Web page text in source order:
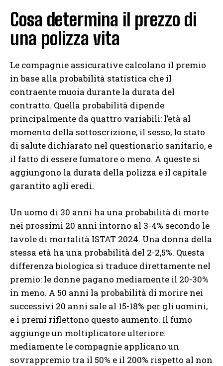
Cosa determina il prezzo di
una polizza vita
Le compagnie assicurative calcolano il premio
in base alla probabilità statistica che il
contraente muoia durante la durata del
contratto. Quella probabilità dipende
principalmente da quattro variabili: l’età al
momento della sottoscrizione, il sesso, lo stato
di salute dichiarato nel questionario sanitario, e
il fatto di essere fumatore o meno. A queste si
aggiungono la durata della polizza e il capitale
garantito agli eredi.
Un uomo di 30 anni ha una probabilità di morte
nei prossimi 20 anni intorno al 3-4% secondo le
tavole di mortalità ISTAT 2024. Una donna della
stessa età ha una probabilità del 2-2,5%. Questa
differenza biologica si traduce direttamente nel
premio: le donne pagano mediamente il 20-30%
in meno. A 50 anni la probabilità di morire nei
successivi 20 anni sale al 15-18% per gli uomini,
e i premi riflettono questo aumento. Il fumo
aggiunge un moltiplicatore ulteriore:
mediamente le compagnie applicano un
sovrappremio tra il 50% e il 200% rispetto al non